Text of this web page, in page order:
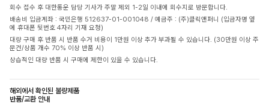
회수 접수 후 대한통운 담당 기사가 주말 제외 1-2일 이내에 회수지로 방문합니다.
배송비 입금계좌 : 국민은행 512637-01-001048 / 예금주 : (주)클릭앤퍼니 (입금자명 옆
에 휴대폰 뒷번호 4자리 기재 요청)
대량 구매 후 반품 시 반품 수거 비용이 1만원 이상 추가 부과될 수 있습니다. (30만원 이상 주
문건/상품 개수 70% 이상 반품 시)
상습적인 대량 반품 시 구매에 제한이 있을 수 있습니다.
해외에서 확인된 불량제품
반품/교환 안내